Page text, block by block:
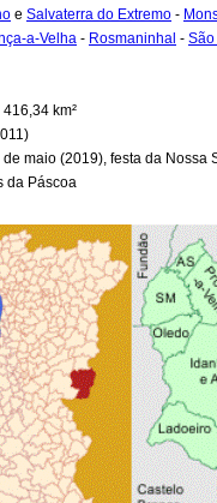
e Salvaterra do Extremo -
a-Velha - Rosmaninhal - São
416,34 km²
de maio (2019), festa da Nossa
da Páscoa